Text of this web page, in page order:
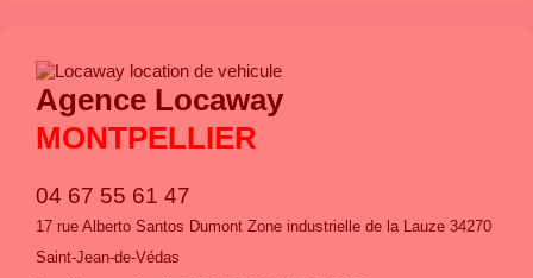
Agence Locaway
MONTPELLIER
04 67 55 61 47
17 rue Alberto Santos Dumont Zone industrielle de la Lauze 34270
Saint-Jean-de-Védas